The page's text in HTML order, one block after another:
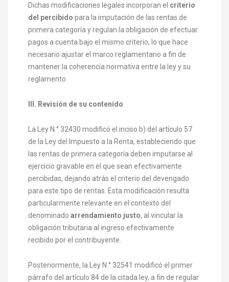
Dichas modificaciones legales incorporan el criterio
del percibido para la imputación de las rentas de
primera categoría y regulan la obligación de efectuar
pagos a cuenta bajo el mismo criterio, lo que hace
necesario ajustar el marco reglamentario a fin de
mantener la coherencia normativa entre la ley y su
reglamento.
III. Revisión de su contenido
La Ley N.° 32430 modificó el inciso b) del artículo 57
de la Ley del Impuesto a la Renta, estableciendo que
las rentas de primera categoría deben imputarse al
ejercicio gravable en el que sean efectivamente
percibidas, dejando atrás el criterio del devengado
para este tipo de rentas. Esta modificación resulta
particularmente relevante en el contexto del
denominado arrendamiento justo, al vincular la
obligación tributaria al ingreso efectivamente
recibido por el contribuyente.
Posteriormente, la Ley N.° 32541 modificó el primer
párrafo del artículo 84 de la citada ley, a fin de regular